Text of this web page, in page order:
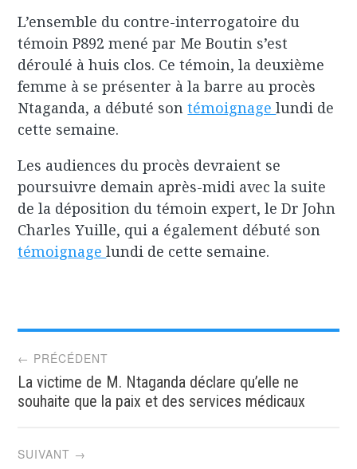
L’ensemble du contre-interrogatoire du
témoin P892 mené par Me Boutin s’est
déroulé à huis clos. Ce témoin, la deuxième
femme à se présenter à la barre au procès
Ntaganda, a débuté sontémoignagelundi de
cette semaine.
Les audiences du procès devraient se
poursuivre demain après-midi avec la suite
de la déposition du témoin expert, le Dr John
Charles Yuille, qui a également débuté son
témoignagelundi de cette semaine.
Post
navigation
← PRÉCÉDENT
La victime de M. Ntaganda déclare qu’elle ne
souhaite que la paix et des services médicaux
SUIVANT →